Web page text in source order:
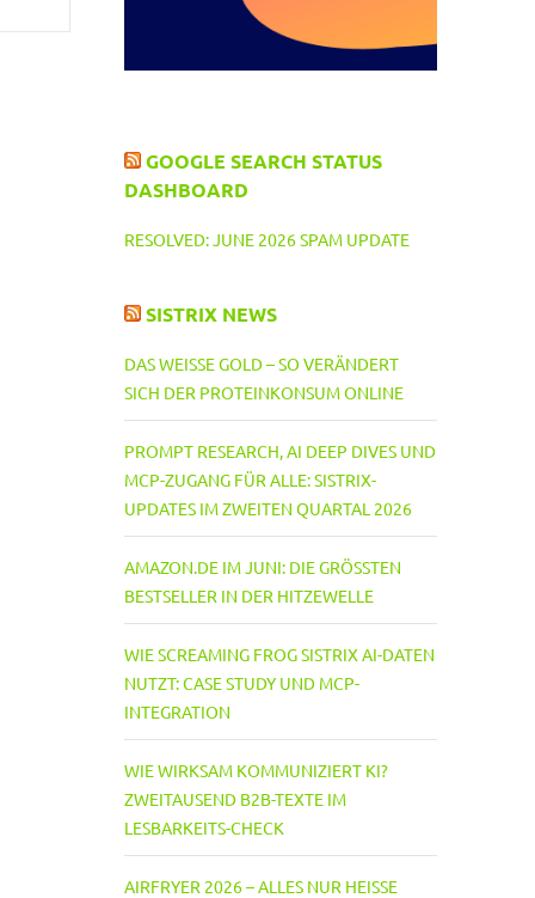
GOOGLE SEARCH STATUS
DASHBOARD
RESOLVED: JUNE 2026 SPAM UPDATE
SISTRIX NEWS
DAS WEISSE GOLD – SO VERÄNDERT S
ICH DER PROTEINKONSUM ONLINE
PROMPT RESEARCH, AI DEEP DIVES UND
MCP-ZUGANG FÜR ALLE: SISTRIX-
UPDATES IM ZWEITEN QUARTAL 2026
AMAZON.DE IM JUNI: DIE GRÖSSTEN B
ESTSELLER IN DER HITZEWELLE
WIE SCREAMING FROG SISTRIX AI-DATEN
NUTZT: CASE STUDY UND MCP-
INTEGRATION
WIE WIRKSAM KOMMUNIZIERT KI?
ZWEITAUSEND B2B-TEXTE IM
LESBARKEITS-CHECK
AIRFRYER 2026 – ALLES NUR HEISSE L